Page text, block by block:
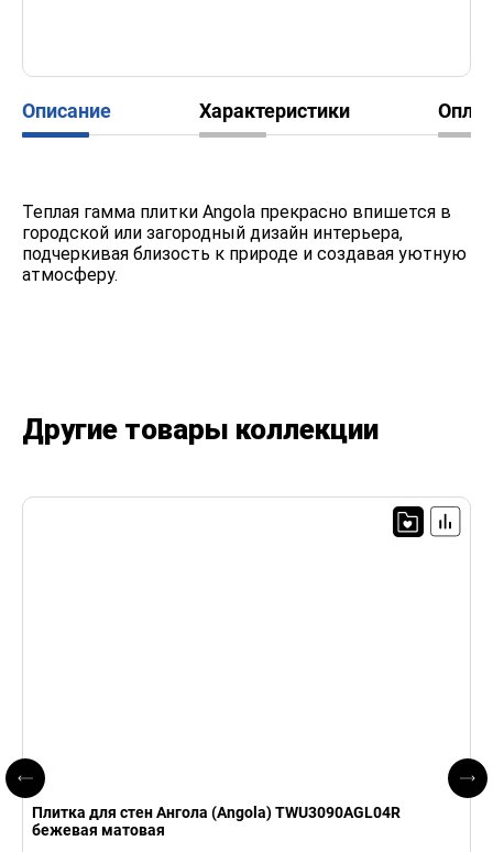
Описание Характеристики
Теплая гамма плитки Angola прекрасно впишется в
городской или загородный дизайн интерьера,
подчеркивая близость к природе и создавая уютную
атмосферу.
Другие товары коллекции
Плитка для стен Ангола (Angola) TWU3090AGL04R
бежевая матовая